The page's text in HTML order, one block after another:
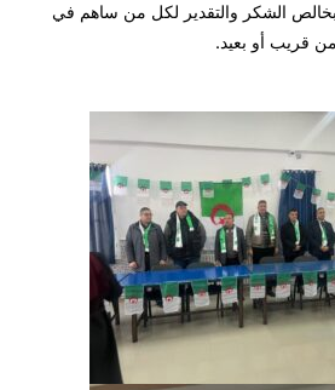
بخالص الشكر والتقدير لكل من ساهم في
قريب أو بعيد.